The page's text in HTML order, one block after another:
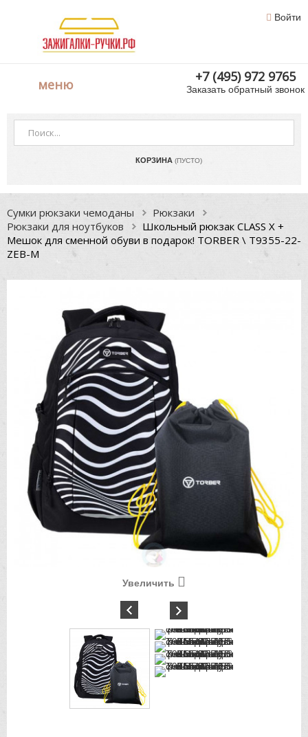
Войти
меню +7 (495) 972 9765
Заказать обратный звонок
КОРЗИНА (ПУСТО)
Сумки рюкзаки чемоданы
Рюкзаки
Рюкзаки для ноутбуков
Школьный рюкзак CLASS X +
Мешок для сменной обуви в подарок! TORBER \ T9355-22-
ZEB-M
Увеличить